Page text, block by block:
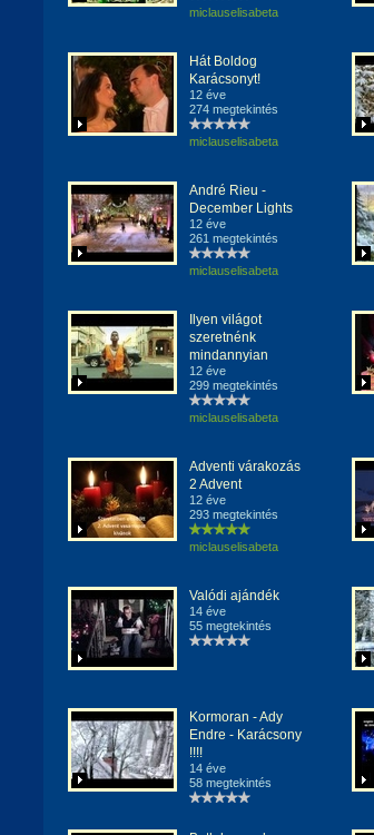
miclauselisabeta
Hát Boldog
Karácsonyt!
12 éve
274 megtekintés
miclauselisabeta
André Rieu -
December Lights
12 éve
261 megtekintés
miclauselisabeta
Ilyen világot
szeretnénk
mindannyian
12 éve
299 megtekintés
miclauselisabeta
Adventi várakozás
2 Advent
12 éve
293 megtekintés
miclauselisabeta
Valódi ajándék
14 éve
55 megtekintés
Kormoran - Ady
Endre - Karácsony
!!!!
14 éve
58 megtekintés